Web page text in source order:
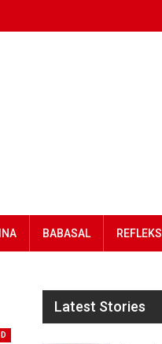
BABASAL REFLEKSI
Latest Stories